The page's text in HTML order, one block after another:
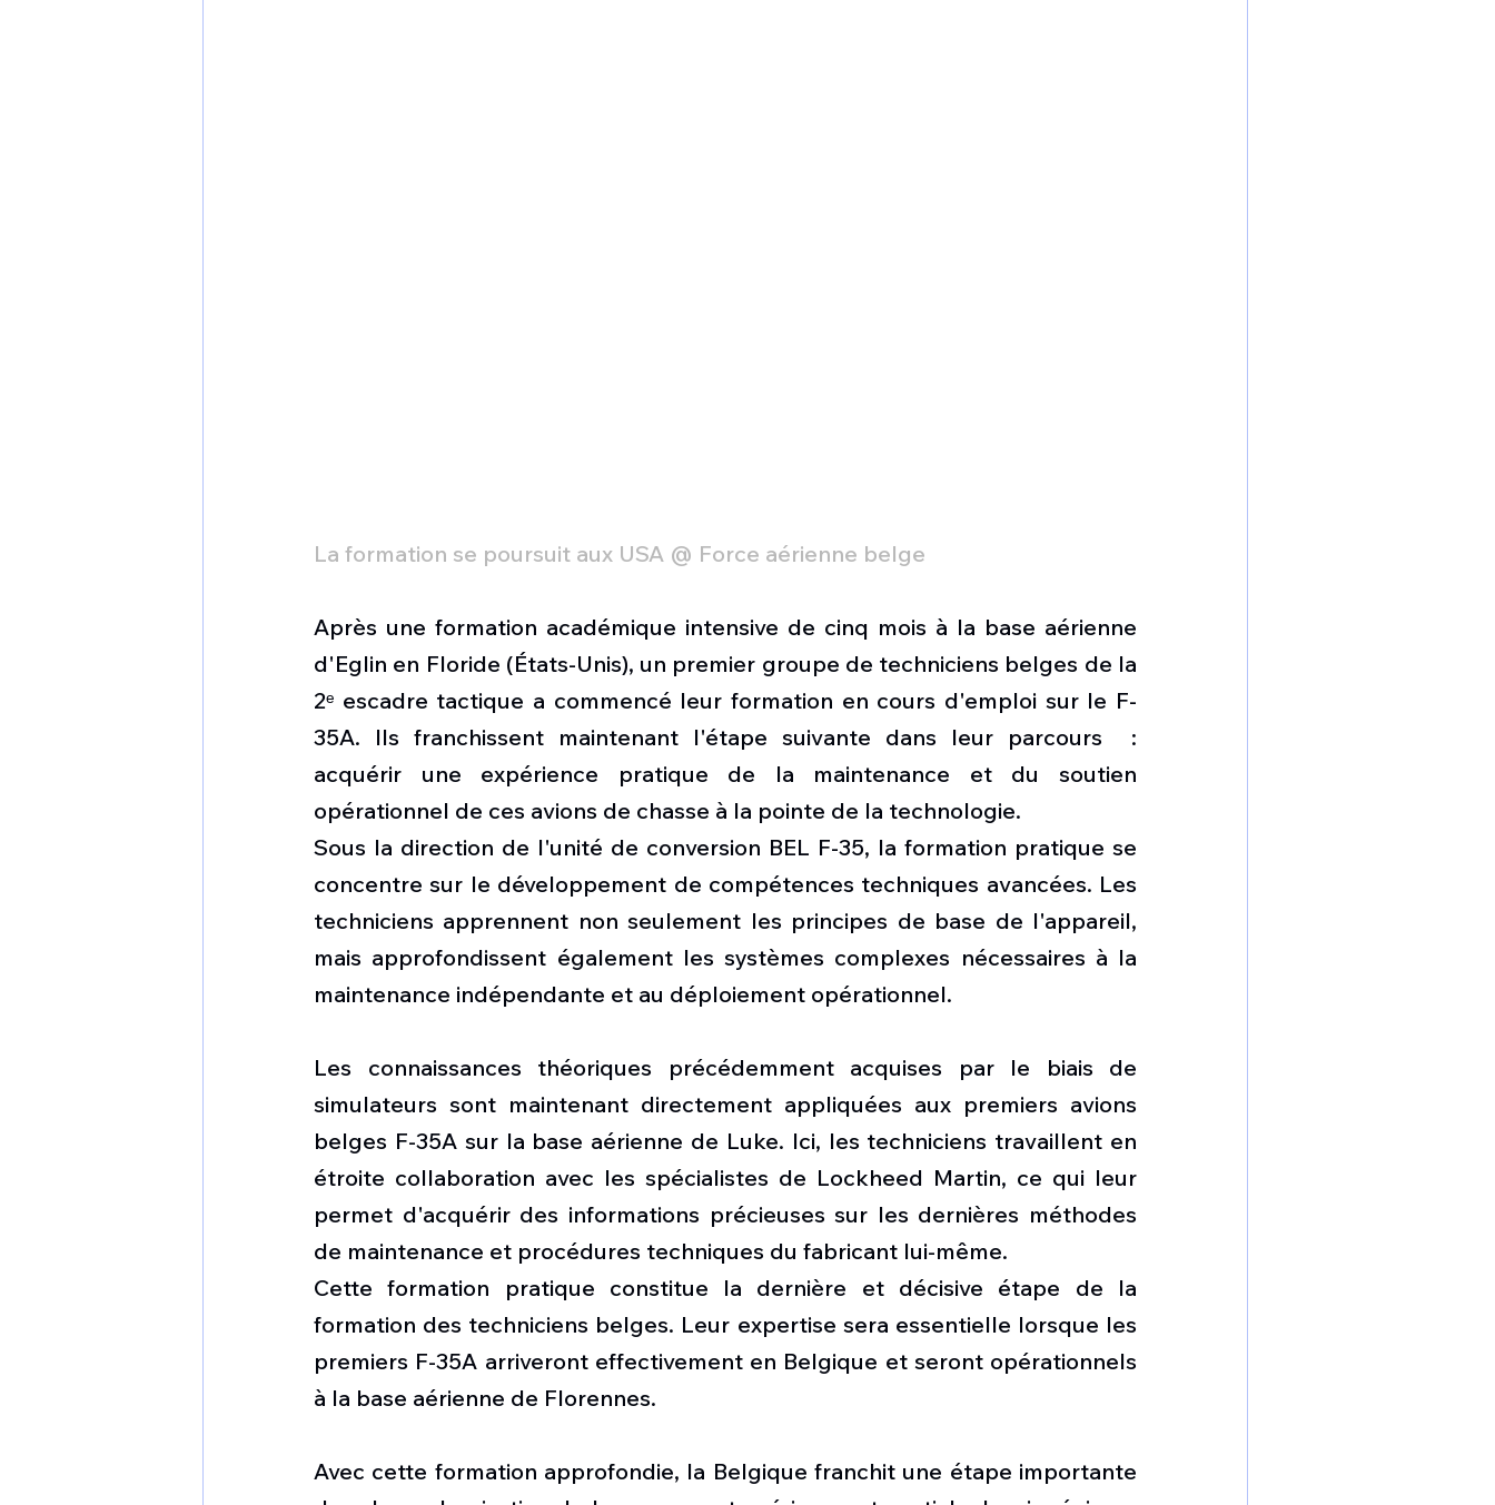
La formation se poursuit aux USA @ Force aérienne belge
Après une formation académique intensive de cinq mois à la base aérienne
d'Eglin en Floride (États-Unis), un premier groupe de techniciens belges de la
2ᵉ escadre tactique a commencé leur formation en cours d'emploi sur le F-
35A. Ils franchissent maintenant l'étape suivante dans leur parcours  :
acquérir une expérience pratique de la maintenance et du soutien
opérationnel de ces avions de chasse à la pointe de la technologie.
Sous la direction de l'unité de conversion BEL F-35, la formation pratique se
concentre sur le développement de compétences techniques avancées. Les
techniciens apprennent non seulement les principes de base de l'appareil,
mais approfondissent également les systèmes complexes nécessaires à la
maintenance indépendante et au déploiement opérationnel.
Les connaissances théoriques précédemment acquises par le biais de
simulateurs sont maintenant directement appliquées aux premiers avions
belges F-35A sur la base aérienne de Luke. Ici, les techniciens travaillent en
étroite collaboration avec les spécialistes de Lockheed Martin, ce qui leur
permet d'acquérir des informations précieuses sur les dernières méthodes
de maintenance et procédures techniques du fabricant lui-même.
Cette formation pratique constitue la dernière et décisive étape de la
formation des techniciens belges. Leur expertise sera essentielle lorsque les
premiers F-35A arriveront effectivement en Belgique et seront opérationnels
à la base aérienne de Florennes.
Avec cette formation approfondie, la Belgique franchit une étape importante